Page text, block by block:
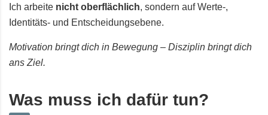
Ich arbeite nicht oberflächlich, sondern auf Werte-,
Identitäts- und Entscheidungsebene.
Motivation bringt dich in Bewegung – Disziplin bringt dich
ans Ziel.
Was muss ich dafür tun?